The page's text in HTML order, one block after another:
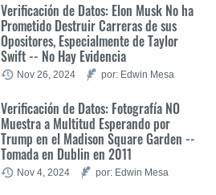
Verificación de Datos: Elon Musk No ha
Prometido Destruir Carreras de sus
Opositores, Especialmente de Taylor
Swift -- No Hay Evidencia
Nov 26, 2024 por: Edwin Mesa
Verificación de Datos: Fotografía NO
Muestra a Multitud Esperando por
Trump en el Madison Square Garden --
Tomada en Dublin en 2011
Nov 4, 2024 por: Edwin Mesa